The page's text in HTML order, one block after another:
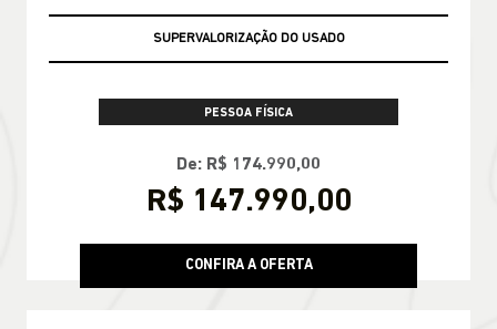
SUPERVALORIZAÇÃO DO USADO
PESSOA FÍSICA
De: R$ 174.990,00
R$ 147.990,00
CONFIRA A OFERTA